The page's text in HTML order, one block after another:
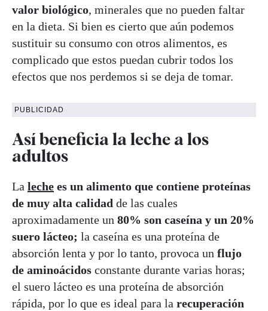
valor biológico, minerales que no pueden faltar
en la dieta. Si bien es cierto que aún podemos
sustituir su consumo con otros alimentos, es
complicado que estos puedan cubrir todos los
efectos que nos perdemos si se deja de tomar.
PUBLICIDAD
Así beneficia la leche a los
adultos
La leche es un alimento que contiene proteínas
de muy alta calidad de las cuales
aproximadamente un 80% son caseína y un 20%
suero lácteo; la caseína es una proteína de
absorción lenta y por lo tanto, provoca un flujo
de aminoácidos constante durante varias horas;
el suero lácteo es una proteína de absorción
rápida, por lo que es ideal para la recuperación